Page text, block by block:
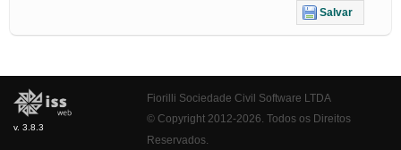
Salvar
v. 3.8.3
Fiorilli Sociedade Civil Software LTDA
© Copyright 2012-2026. Todos os Direitos
Reservados.